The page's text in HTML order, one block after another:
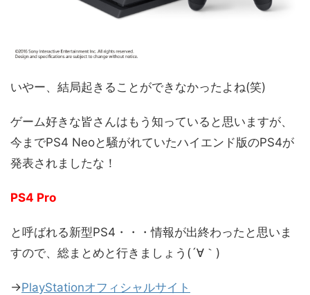
いやー、結局起きることができなかったよね(笑)
ゲーム好きな皆さんはもう知っていると思いますが、
今までPS4 Neoと騒がれていたハイエンド版のPS4が
発表されましたな！
PS4 Pro
と呼ばれる新型PS4・・・情報が出終わったと思いま
すので、総まとめと行きましょう(´∀｀)
→PlayStationオフィシャルサイト